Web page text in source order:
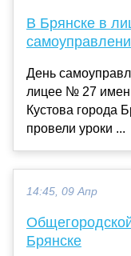
В Брянске в
День
лицее № 27
Кустова города
провели уроки ...
14:45, 09 Апр
Брянске